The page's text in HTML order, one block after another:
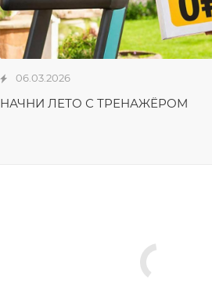
06.03.2026
НАЧНИ ЛЕТО С ТРЕНАЖЁРОМ